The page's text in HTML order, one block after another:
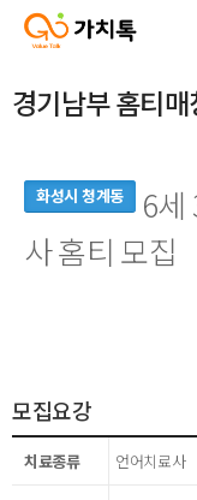
경기남부 홈티매
화성시 청계동
6세
사 홈티 모집
모집요강
치료종류 언어치료사